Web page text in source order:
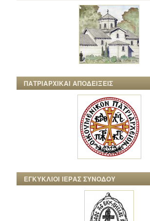
ΠΑΤΡΙΑΡΧΙΚΑΙ ΑΠΟΔΕΙΞΕΙΣ
ΕΓΚΥΚΛΙΟΙ ΙΕΡΑΣ ΣΥΝΟΔΟΥ